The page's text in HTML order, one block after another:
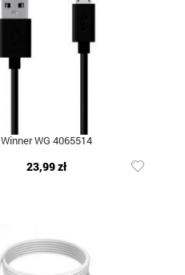
Winner WG 4065514
23,99 zł